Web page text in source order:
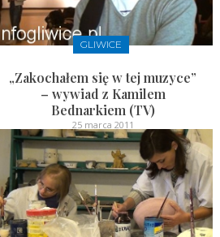
GLIWICE
„Zakochałem się w tej muzyce”
– wywiad z Kamilem
Bednarkiem (TV)
25 marca 2011